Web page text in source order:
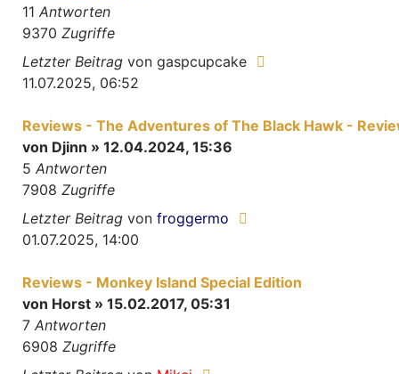
11 Antworten
9370 Zugriffe
Letzter Beitrag von gaspcupcake
11.07.2025, 06:52
Reviews - The Adventures of The Black Hawk -
von Djinn » 12.04.2024, 15:36
5 Antworten
7908 Zugriffe
Letzter Beitrag von froggermo
01.07.2025, 14:00
Reviews - Monkey Island Special Edition
von Horst » 15.02.2017, 05:31
7 Antworten
6908 Zugriffe